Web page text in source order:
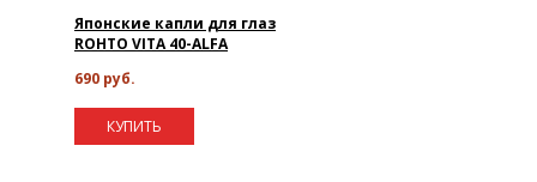
Японские капли для глаз
ROHTO VITA 40-ALFA
690 руб.
КУПИТЬ